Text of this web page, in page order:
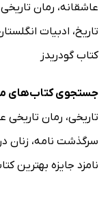
عاشقانه، رمان تاریخی
تاریخ، ادبیات
کتاب گودریدز
جستجوی کتاب‌های
تاریخی، رمان تاریخی
سرگذشت نامه، زنان
نامزد جایزه بهترین